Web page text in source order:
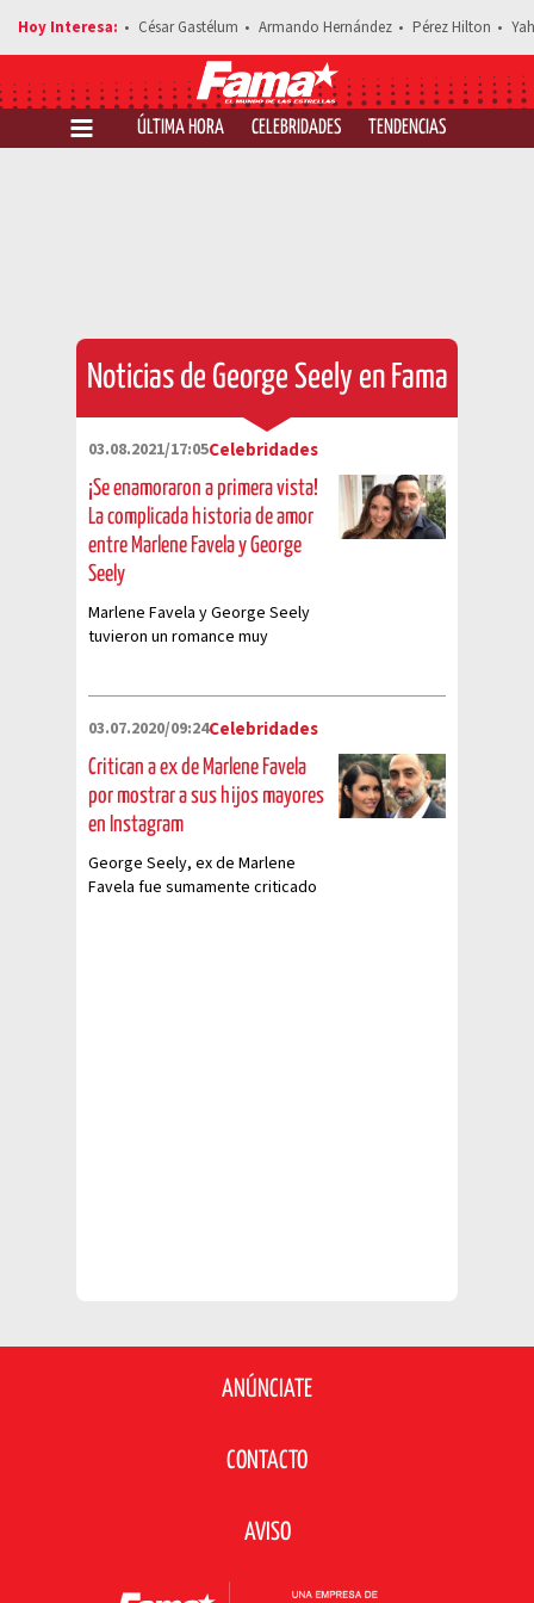
César Gastélum Armando Hernández Pérez Hilton
ÚLTIMA HORA CELEBRIDADES TENDENCIAS
Noticias de George Seely en Fama
03.08.2021/17:05Celebridades
¡Se enamoraron a primera vista!
La complicada historia de amor
entre Marlene Favela y George
Seely
Marlene Favela y George Seely
tuvieron un romance muy
03.07.2020/09:24Celebridades
Critican a ex de Marlene Favela
por mostrar a sus hijos mayores
en Instagram
George Seely, ex de Marlene
Favela fue sumamente criticado
ANÚNCIATE
CONTACTO
AVISO